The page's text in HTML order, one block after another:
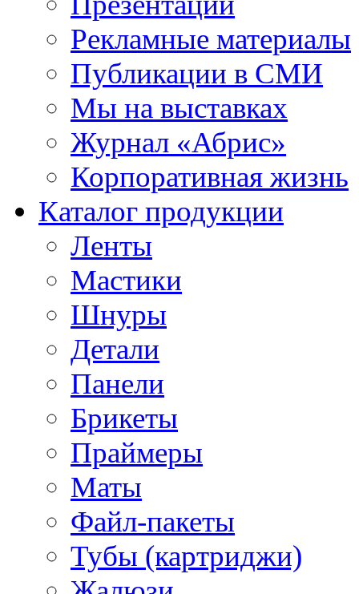
Рекламные материалы
Публикации в СМИ
Мы на выставках
Журнал «Абрис»
Корпоративная жизнь
Каталог продукции
Ленты
Мастики
Шнуры
Детали
Панели
Брикеты
Праймеры
Маты
Файл-пакеты
Тубы (картриджи)